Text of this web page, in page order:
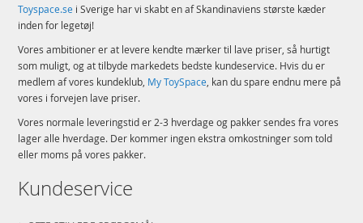
Toyspace.se i Sverige har vi skabt en af Skandinaviens største kæder
inden for legetøj!
Vores ambitioner er at levere kendte mærker til lave priser, så hurtigt
som muligt, og at tilbyde markedets bedste kundeservice. Hvis du er
medlem af vores kundeklub, My ToySpace , kan du spare endnu mere på
vores i forvejen lave priser.
Vores normale leveringstid er 2-3 hverdage og pakker sendes fra vores
lager alle hverdage. Der kommer ingen ekstra omkostninger som told
eller moms på vores pakker.
Kundeservice